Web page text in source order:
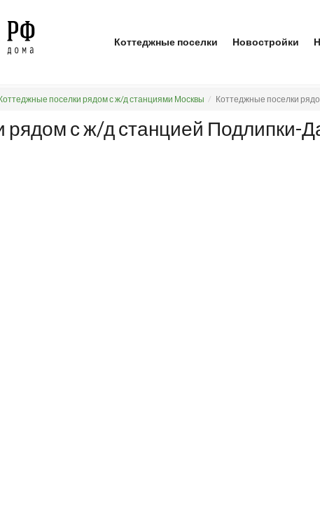
Коттеджные поселки Новостройки
поселки рядом с ж/д станциями Москвы Коттеджные поселки
рядом с ж/д станцией Подлипки-